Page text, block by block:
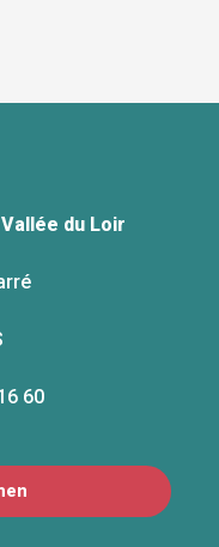
du Loir
60